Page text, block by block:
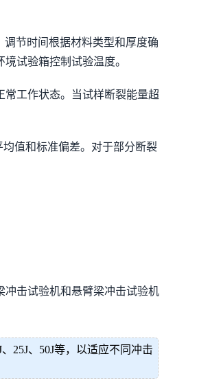
节时间根据材料类型和厚度确
试验箱控制试验温度。
工作状态。当试样断裂能量超
值和标准偏差。对于部分断裂
冲击试验机和悬臂梁冲击试验机
25J、50J等，以适应不同冲击